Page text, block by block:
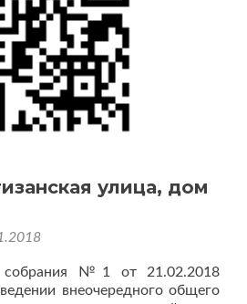
улица, дом
собрания №1 от 21.02.2018
внеочередного общего